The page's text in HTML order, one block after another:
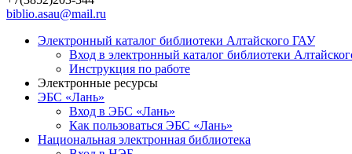
biblio.asau@mail.ru
Электронный каталог библиотеки Алтайского ГАУ
Вход в электронный каталог библиотеки
Инструкция по работе
Электронные ресурсы
ЭБС «Лань»
Вход в ЭБС «Лань»
Как пользоваться ЭБС «Лань»
Национальная электронная библиотека